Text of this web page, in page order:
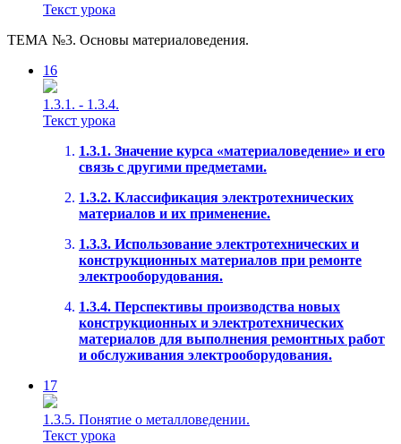
Текст урока
ТЕМА №3. Основы материаловедения.
16
1.3.1. - 1.3.4.
Текст урока
1.3.1. Значение курса «материаловедение» и его
связь с другими предметами.
1.3.2. Классификация электротехнических
материалов и их применение.
1.3.3. Использование электротехнических и
конструкционных материалов при ремонте
электрооборудования.
1.3.4. Перспективы производства новых
конструкционных и электротехнических
материалов для выполнения ремонтных работ
и обслуживания электрооборудования.
17
1.3.5. Понятие о металловедении.
Текст урока